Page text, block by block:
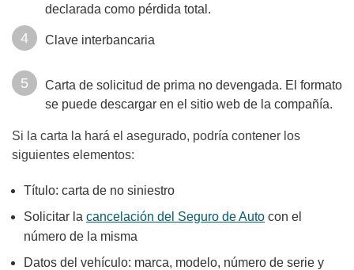
declarada como pérdida total.
Clave interbancaria
Carta de solicitud de prima no devengada. El formato
se puede descargar en el sitio web de la compañía.
Si la carta la hará el asegurado, podría contener los
siguientes elementos:
Título: carta de no siniestro
Solicitar la cancelación del Seguro de Auto con el
número de la misma
Datos del vehículo: marca, modelo, número de serie y